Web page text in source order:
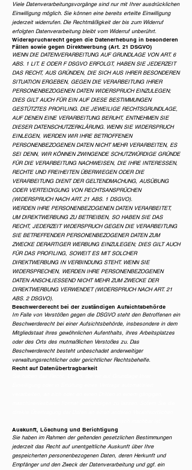
Viele Datenverarbeitungsvorgänge sind nur mit Ihrer ausdrücklichen
Einwilligung möglich. Sie können eine bereits erteilte Einwilligung
jederzeit widerrufen. Die Rechtmäßigkeit der bis zum Widerruf
erfolgten Datenverarbeitung bleibt vom Widerruf unberührt.
Widerspruchsrecht gegen die Datenerhebung in besonderen
Fällen sowie gegen Direktwerbung (Art. 21 DSGVO)
WENN DIE DATENVERARBEITUNG AUF GRUNDLAGE VON ART. 6
ABS. 1 LIT. E ODER F DSGVO ERFOLGT, HABEN SIE JEDERZEIT
DAS RECHT, AUS GRÜNDEN, DIE SICH AUS IHRER BESONDEREN
SITUATION ERGEBEN, GEGEN DIE VERARBEITUNG IHRER
PERSONENBEZOGENEN DATEN WIDERSPRUCH EINZULEGEN;
DIES GILT AUCH FÜR EIN AUF DIESE BESTIMMUNGEN
GESTÜTZTES PROFILING. DIE JEWEILIGE RECHTSGRUNDLAGE,
AUF DENEN EINE VERARBEITUNG BERUHT, ENTNEHMEN SIE
DIESER DATENSCHUTZERKLÄRUNG. WENN SIE WIDERSPRUCH
EINLEGEN, WERDEN WIR IHRE BETROFFENEN
PERSONENBEZOGENEN DATEN NICHT MEHR VERARBEITEN, ES
SEI DENN, WIR KÖNNEN ZWINGENDE SCHUTZWÜRDIGE GRÜNDE
FÜR DIE VERARBEITUNG NACHWEISEN, DIE IHRE INTERESSEN,
RECHTE UND FREIHEITEN ÜBERWIEGEN ODER DIE
VERARBEITUNG DIENT DER GELTENDMACHUNG, AUSÜBUNG
ODER VERTEIDIGUNG VON RECHTSANSPRÜCHEN
(WIDERSPRUCH NACH ART. 21 ABS. 1 DSGVO).
WERDEN IHRE PERSONENBEZOGENEN DATEN VERARBEITET,
UM DIREKTWERBUNG ZU BETREIBEN, SO HABEN SIE DAS
RECHT, JEDERZEIT WIDERSPRUCH GEGEN DIE VERARBEITUNG
SIE BETREFFENDER PERSONENBEZOGENER DATEN ZUM
ZWECKE DERARTIGER WERBUNG EINZULEGEN; DIES GILT AUCH
FÜR DAS PROFILING, SOWEIT ES MIT SOLCHER
DIREKTWERBUNG IN VERBINDUNG STEHT. WENN SIE
WIDERSPRECHEN, WERDEN IHRE PERSONENBEZOGENEN
DATEN ANSCHLIESSEND NICHT MEHR ZUM ZWECKE DER
DIREKTWERBUNG VERWENDET (WIDERSPRUCH NACH ART. 21
ABS. 2 DSGVO).
Beschwerde­recht bei der zuständigen Aufsichts­behörde
Im Falle von Verstößen gegen die DSGVO steht den Betroffenen ein
Beschwerderecht bei einer Aufsichtsbehörde, insbesondere in dem
Mitgliedstaat ihres gewöhnlichen Aufenthalts, ihres Arbeitsplatzes
oder des Orts des mutmaßlichen Verstoßes zu. Das
Beschwerderecht besteht unbeschadet anderweitiger
verwaltungsrechtlicher oder gerichtlicher Rechtsbehelfe.
Recht auf Daten­übertrag­barkeit
Auskunft, Löschung und Berichtigung
Sie haben im Rahmen der geltenden gesetzlichen Bestimmungen
jederzeit das Recht auf unentgeltliche Auskunft über Ihre
gespeicherten personenbezogenen Daten, deren Herkunft und
Empfänger und den Zweck der Datenverarbeitung und ggf. ein